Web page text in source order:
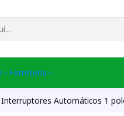
Ferreteria
Interruptores Automáticos 1